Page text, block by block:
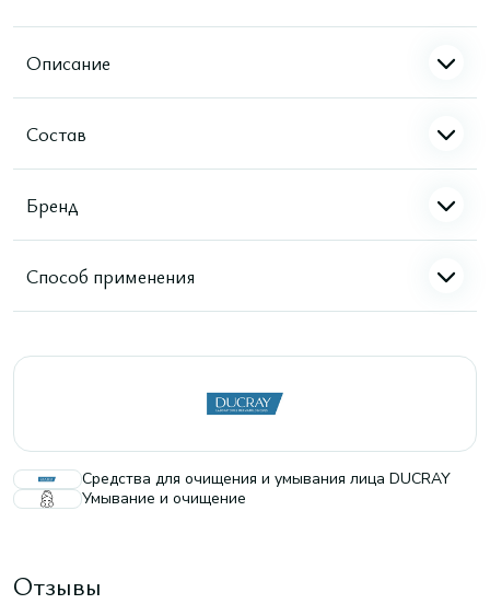
Описание
Состав
Бренд
Способ применения
Средства для очищения и умывания лица DUCRAY
Умывание и очищение
Отзывы